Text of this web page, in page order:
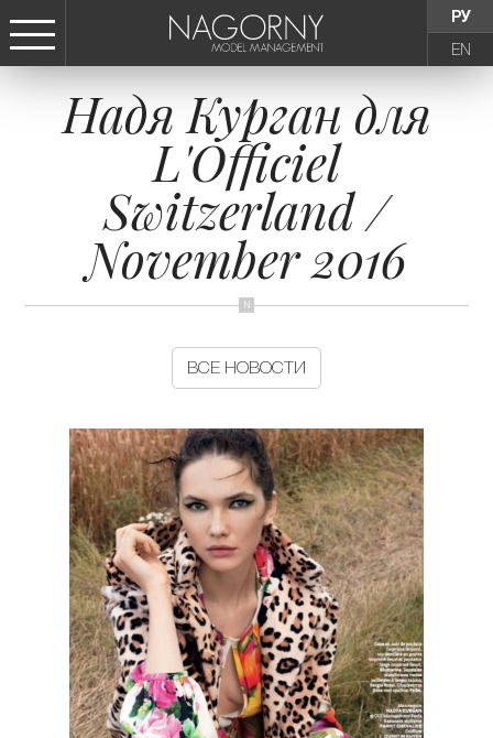
РУ
EN
СТАТЬ МОДЕЛЬЮ
ДЕВУШКИ
ТИНЕЙДЖЕРЫ
ДЕТИ
АГЕНТСТВО
НОВОСТИ
КОНТАКТЫ
Надя Курган для
L'Officiel
Switzerland /
November 2016
ВСЕ НОВОСТИ